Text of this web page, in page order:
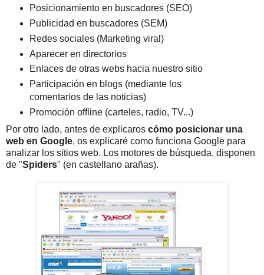
Posicionamiento en buscadores (SEO)
Publicidad en buscadores (SEM)
Redes sociales (Marketing viral)
Aparecer en directorios
Enlaces de otras webs hacia nuestro sitio
Participación en blogs (mediante los
comentarios de las noticias)
Promoción offline (carteles, radio, TV...)
Por otro lado, antes de explicaros cómo posicionar una
web en Google, os explicaré como funciona Google para
analizar los sitios web. Los motores de búsqueda, disponen
de "Spiders" (en castellano arañas).